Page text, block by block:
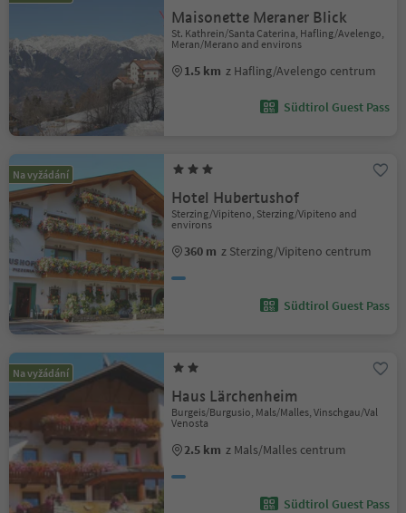
Maisonette Meraner Blick
St. Kathrein/Santa Caterina, Hafling/Avelengo,
Meran/Merano and environs
1.5 km z Hafling/Avelengo centrum
Südtirol Guest Pass
Na vyžádání
Hotel Hubertushof
Sterzing/Vipiteno, Sterzing/Vipiteno and
environs
360 m z Sterzing/Vipiteno centrum
Südtirol Guest Pass
Na vyžádání
Haus Lärchenheim
Burgeis/Burgusio, Mals/Malles, Vinschgau/Val
Venosta
2.5 km z Mals/Malles centrum
Südtirol Guest Pass